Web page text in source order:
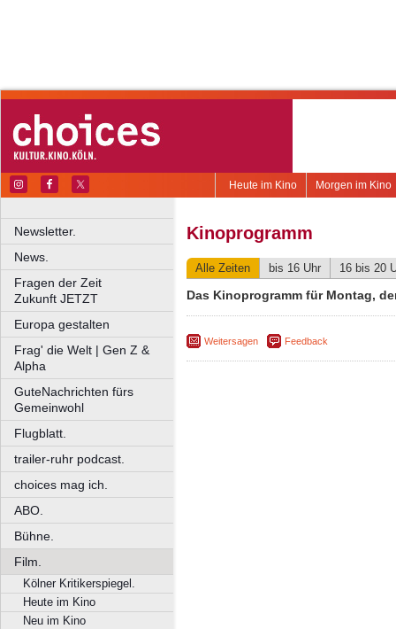
Morgen im Kino
Heute im Kino
Newsletter.
News.
Fragen der Zeit
Zukunft JETZT
Europa gestalten
Frag' die Welt | Gen Z &
Alpha
GuteNachrichten fürs
Gemeinwohl
Flugblatt.
trailer-ruhr podcast.
choices mag ich.
ABO.
Bühne.
Film.
Kölner Kritikerspiegel.
Heute im Kino
Neu im Kino
Kinoprogramm
Alle Zeiten bis 16 Uhr 16 bis 20
Das Kinoprogramm für Montag,
Weitersagen Feedback